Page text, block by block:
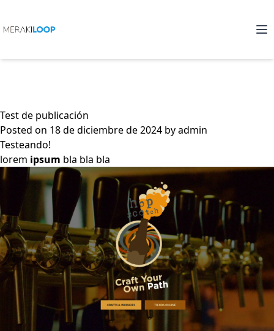
content
Test de publicación
Posted on 18 de diciembre de 2024 byadmin
Testeando!
lorem ipsum bla bla bla